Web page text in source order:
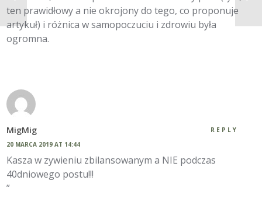
ten prawidłowy a nie okrojony do tego, co proponuje
artykuł) i różnica w samopoczuciu i zdrowiu była
ogromna.
MigMig
20 MARCA 2019 AT 14:44
REPLY
Kasza w zywieniu zbilansowanym a NIE podczas
40dniowego postu!!!
”